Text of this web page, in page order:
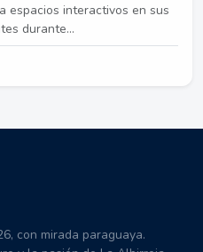
espacios interactivos en sus
durante...
con mirada paraguaya.